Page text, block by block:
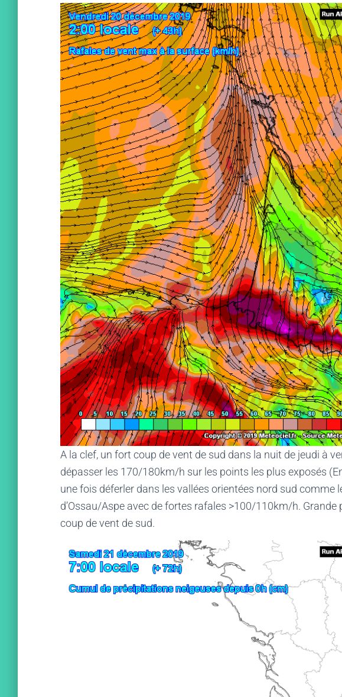
A la clef, un fort coup de vent de sud dans la nuit de jeudi à
dépasser les 170/180km/h sur les points les plus exposés
une fois déferler dans les vallées orientées nord sud comme
d’Ossau/Aspe avec de fortes rafales >100/110km/h. Grande
coup de vent de sud.